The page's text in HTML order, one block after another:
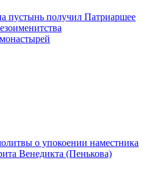
пустынь получил Патриаршее
о упокоении наместника
Венедикта (Пенькова)